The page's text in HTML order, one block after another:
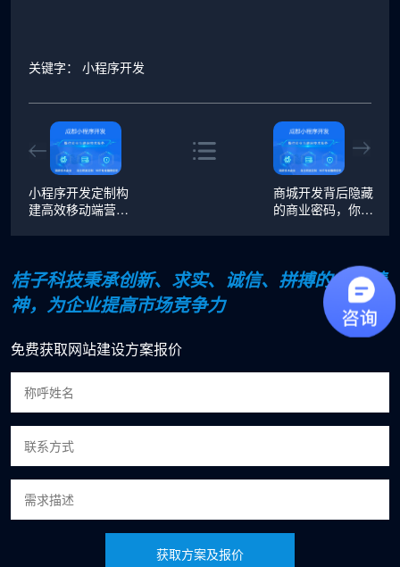
关键字： 小程序开发
小程序开发定制构
建高效移动端营
商城开发背后隐藏
的商业密码，你知
桔子科技秉承创新、求实、诚信、拼搏的企业精
神，为企业提高市场竞争力
免费获取网站建设方案报价
获取方案及报价